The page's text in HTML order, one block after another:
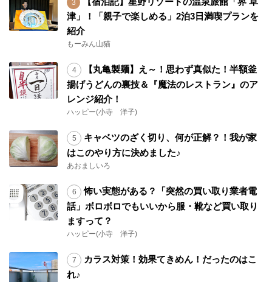
津」！「親子で楽しめる」2泊3日満喫プランを
紹介
もーみん山猫
【丸亀製麺】え～！思わず真似た！半額釜
揚げうどんの裏技＆『魔法のレストラン』のア
レンジ紹介！
ハッピー(小寺 洋子)
キャベツのざく切り、何が正解？！我が家
はこのやり方に決めました♪
あおましいろ
怖い実態がある？「突然の買い取り業者電
話」ボロボロでもいいから服・靴など買い取り
ますって？
ハッピー(小寺 洋子)
カラス対策！効果てきめん！だったのはこ
れ♪